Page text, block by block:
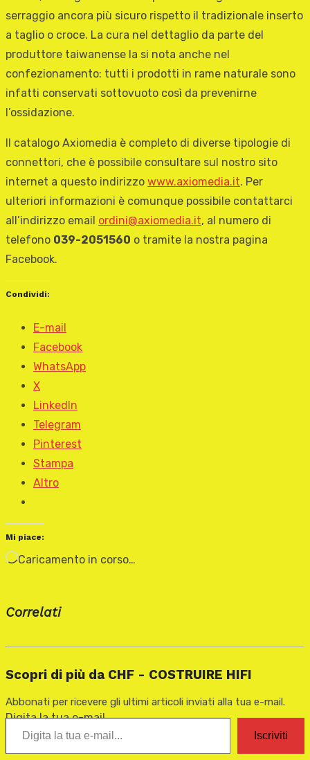
serraggio ancora più sicuro rispetto il tradizionale inserto
a taglio o croce. La cura nel dettaglio da parte del
produttore taiwanense la si nota anche nel
confezionamento: tutti i prodotti in rame naturale sono
infatti conservati sottovuoto così da prevenirne
l’ossidazione.
Il catalogo Axiomedia è completo di diverse tipologie di
connettori, che è possibile consultare sul nostro sito
internet a questo indirizzo www.axiomedia.it. Per
ulteriori informazioni è comunque possibile contattarci
all’indirizzo email ordini@axiomedia.it, al numero di
telefono 039-2051560 o tramite la nostra pagina
Facebook.
Condividi:
E-mail
Facebook
WhatsApp
X
LinkedIn
Telegram
Pinterest
Stampa
Altro
Mi piace:
Caricamento in corso…
Correlati
Scopri di più da CHF - COSTRUIRE HIFI
Abbonati per ricevere gli ultimi articoli inviati alla tua e-mail.
Digita la tua e-mail...
Iscriviti